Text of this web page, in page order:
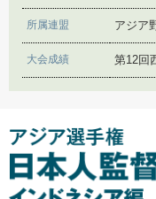
所属連盟 アジア
大会成績 第12回